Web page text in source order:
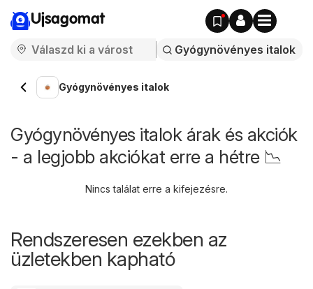
Ujsagomat
Gyógynövényes italok
Gyógynövényes italok árak és akciók
- a legjobb akciókat erre a hétre 📉
Nincs találat erre a kifejezésre.
Rendszeresen ezekben az
üzletekben kapható